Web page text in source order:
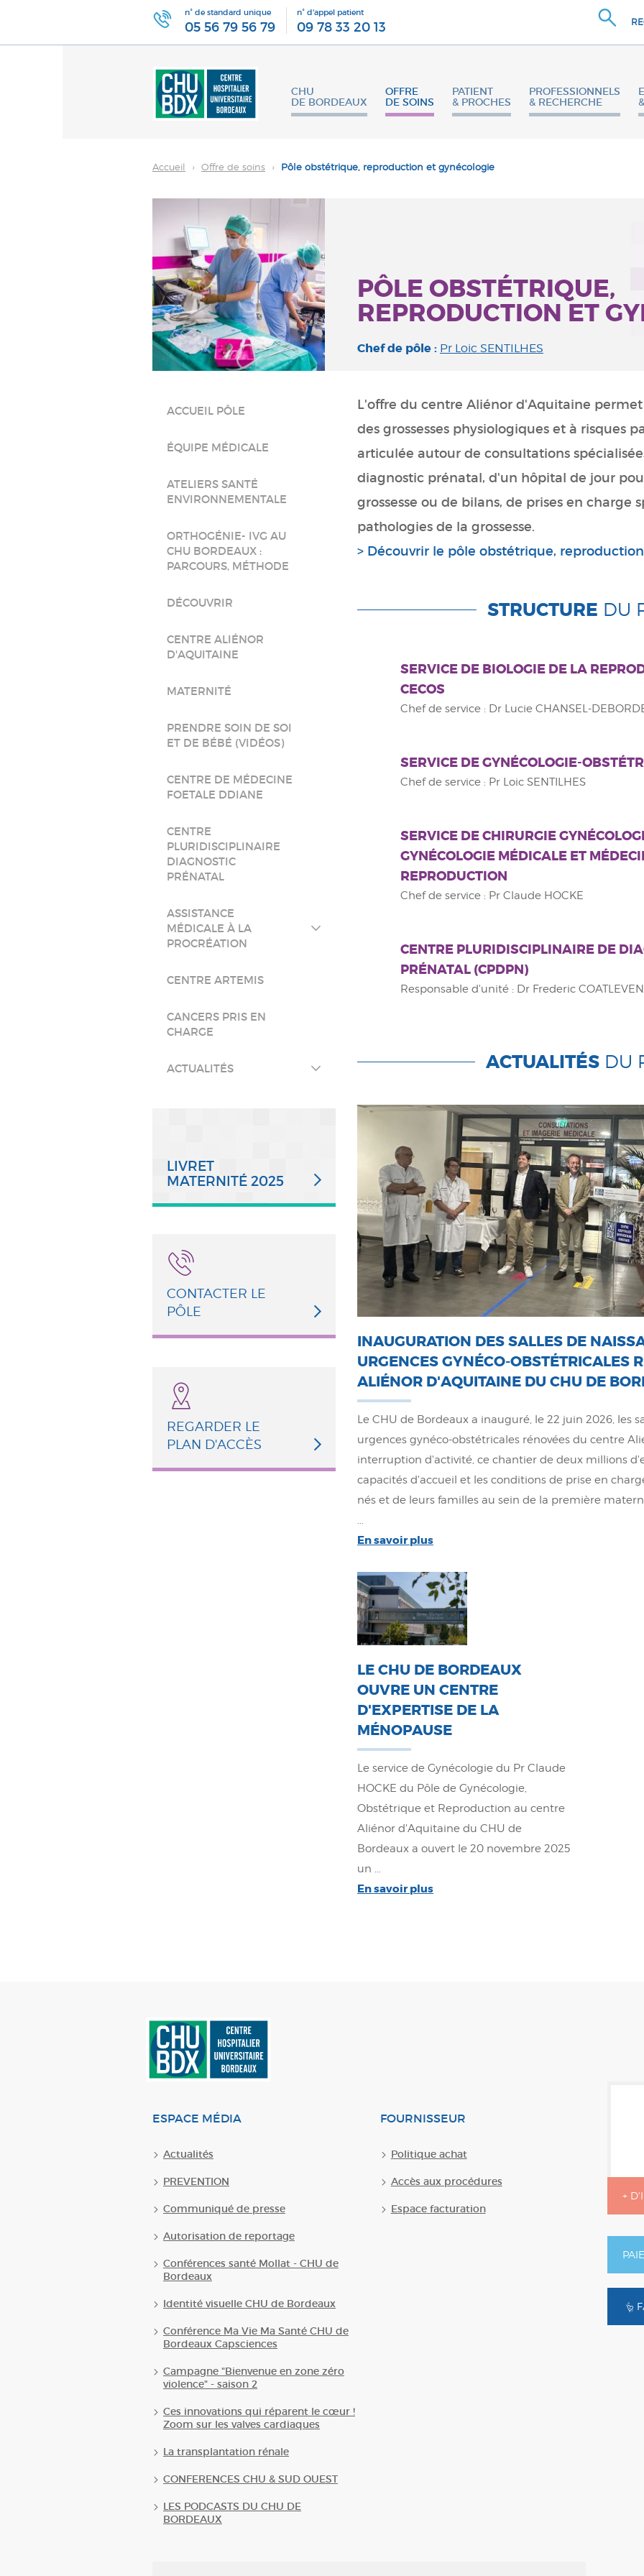
n° de standard unique
05 56 79 56 79
n° d'appel patient
09 78 33 20 13
CHU
DE BORDEAUX
OFFRE
DE SOINS
PATIENT
& PROCHES
PROFESSIONNELS
& RECHERCHE
Accueil › Offre de soins › Pôle obstétrique, reproduction et gynécologie
PÔLE OBSTÉTRIQUE,
REPRODUCTION ET
Chef de pôle : Pr Loic SENTILHES
ACCUEIL PÔLE
ÉQUIPE MÉDICALE
ATELIERS SANTÉ
ENVIRONNEMENTALE
ORTHOGÉNIE- IVG AU
CHU BORDEAUX :
PARCOURS, MÉTHODE
DÉCOUVRIR
CENTRE ALIÉNOR
D'AQUITAINE
MATERNITÉ
PRENDRE SOIN DE SOI
ET DE BÉBÉ (VIDÉOS)
CENTRE DE MÉDECINE
FOETALE DDIANE
CENTRE
PLURIDISCIPLINAIRE
DIAGNOSTIC
PRÉNATAL
ASSISTANCE
MÉDICALE À LA
PROCRÉATION
CENTRE ARTEMIS
CANCERS PRIS EN
CHARGE
ACTUALITÉS
LIVRET
MATERNITÉ 2025
CONTACTER LE
PÔLE
REGARDER LE
PLAN D'ACCÈS
L'offre du centre Aliénor d'Aquitaine
des grossesses physiologiques et à risques
articulée autour de consultations
diagnostic prénatal, d'un hôpital de jour
grossesse ou de bilans, de prises en charge
pathologies de la grossesse.
> Découvrir le pôle obstétrique,
STRUCTURE DU
SERVICE DE BIOLOGIE DE LA
CECOS
Chef de service : Dr Lucie CHANSEL-
SERVICE DE GYNÉCOLOGIE-
Chef de service : Pr Loic SENTILHES
SERVICE DE CHIRURGIE
GYNÉCOLOGIE MÉDICALE ET
REPRODUCTION
Chef de service : Pr Claude HOCKE
CENTRE PLURIDISCIPLINAIRE DE
PRÉNATAL (CPDPN)
Responsable d'unité : Dr Frederic COATLEVEN
ACTUALITÉS DU
INAUGURATION DES SALLES DE
URGENCES GYNÉCO-OBSTÉTRICALES
ALIÉNOR D'AQUITAINE DU CHU DE
Le CHU de Bordeaux a inauguré, le 22 juin 2026, les
urgences gynéco-obstétricales rénovées du centre
interruption d'activité, ce chantier de deux millions
capacités d'accueil et les conditions de prise en
nés et de leurs familles au sein de la première
...
En savoir plus
LE CHU DE BORDEAUX
OUVRE UN CENTRE
D'EXPERTISE DE LA
MÉNOPAUSE
Le service de Gynécologie du Pr Claude
HOCKE du Pôle de Gynécologie,
Obstétrique et Reproduction au centre
Aliénor d'Aquitaine du CHU de
Bordeaux a ouvert le 20 novembre 2025
un ...
En savoir plus
+
ESPACE MÉDIA
Actualités
PREVENTION
Communiqué de presse
Autorisation de reportage
Conférences santé Mollat - CHU de
Bordeaux
Identité visuelle CHU de Bordeaux
Conférence Ma Vie Ma Santé CHU de
Bordeaux Capsciences
Campagne "Bienvenue en zone zéro
violence" - saison 2
Ces innovations qui réparent le cœur !
Zoom sur les valves cardiaques
La transplantation rénale
CONFERENCES CHU & SUD OUEST
LES PODCASTS DU CHU DE
BORDEAUX
FOURNISSEUR
Politique achat
Accès aux procédures
Espace facturation